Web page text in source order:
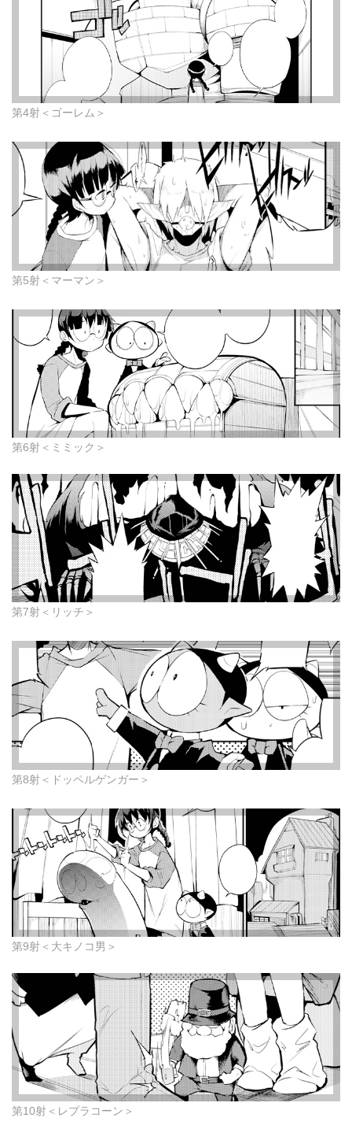
第4射＜ゴーレム＞
第5射＜マーマン＞
第6射＜ミミック＞
第7射＜リッチ＞
第8射＜ドッペルゲンガー＞
第9射＜大キノコ男＞
第10射＜レプラコーン＞